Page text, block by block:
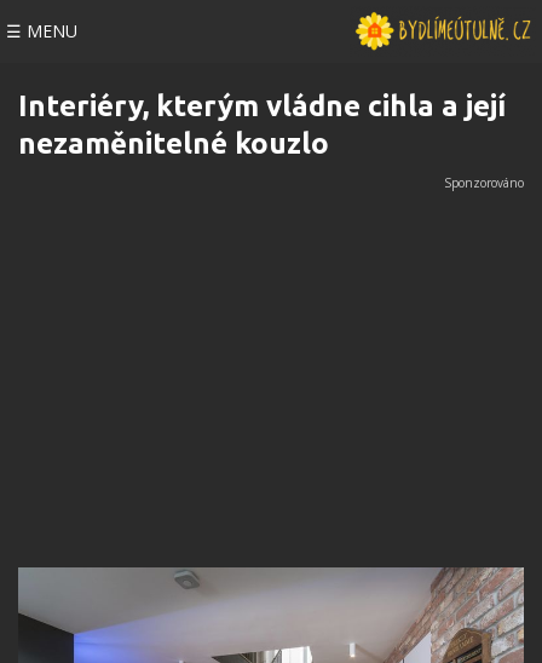
☰ MENU
Interiéry, kterým vládne cihla a její
nezaměnitelné kouzlo